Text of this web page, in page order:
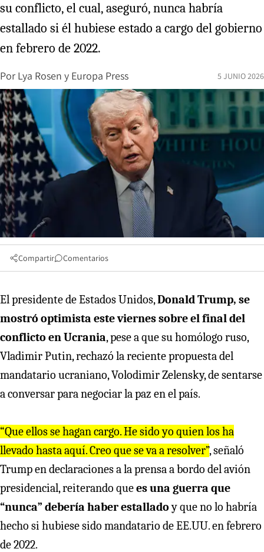
su conflicto, el cual, aseguró, nunca habría
estallado si él hubiese estado a cargo del gobierno
en febrero de 2022.
Por Lya Rosen y Europa Press 5 JUNIO 2026
Compartir Comentarios
El presidente de Estados Unidos,Donald Trump, se
mostró optimista este viernes sobre el final del
conflicto en Ucrania, pese a que su homólogo ruso,
Vladimir Putin, rechazó la reciente propuesta del
mandatario ucraniano, Volodimir Zelensky, de sentarse
a conversar para negociar la paz en el país.
“Que ellos se hagan cargo. He sido yo quien los ha
llevado hasta aquí. Creo que se va a resolver”, señaló
Trump en declaraciones a la prensa a bordo del avión
presidencial, reiterando quees una guerra que
“nunca” debería haber estalladoy que no lo habría
hecho si hubiese sido mandatario de EE.UU. en febrero
de 2022.